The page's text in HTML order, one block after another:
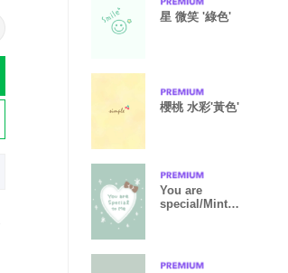
星 微笑 '綠色'
櫻桃 水彩'黃色'
You are
special/Mint